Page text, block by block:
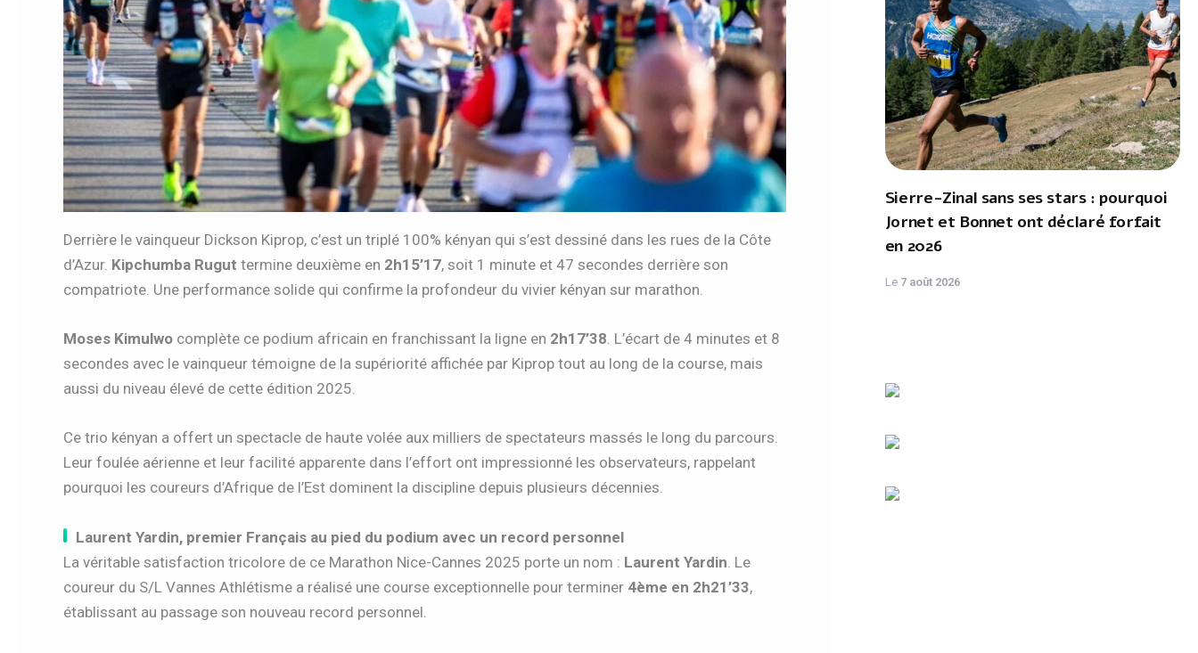
Derrière le vainqueur Dickson Kiprop, c’est un triplé 100% kényan qui s’est dessiné dans les rues de la Côte
d’Azur. Kipchumba Rugut termine deuxième en 2h15’17, soit 1 minute et 47 secondes derrière son
compatriote. Une performance solide qui confirme la profondeur du vivier kényan sur marathon.
Moses Kimulwo complète ce podium africain en franchissant la ligne en 2h17’38. L’écart de 4 minutes et 8
secondes avec le vainqueur témoigne de la supériorité affichée par Kiprop tout au long de la course, mais
aussi du niveau élevé de cette édition 2025.
Ce trio kényan a offert un spectacle de haute volée aux milliers de spectateurs massés le long du parcours.
Leur foulée aérienne et leur facilité apparente dans l’effort ont impressionné les observateurs, rappelant
pourquoi les coureurs d’Afrique de l’Est dominent la discipline depuis plusieurs décennies.
Laurent Yardin, premier Français au pied du podium avec un record personnel
La véritable satisfaction tricolore de ce Marathon Nice-Cannes 2025 porte un nom : Laurent Yardin . Le
coureur du S/L Vannes Athlétisme a réalisé une course exceptionnelle pour terminer 4ème en 2h21’33,
établissant au passage son nouveau record personnel.
Sierre-Zinal sans ses stars : pourquoi
Jornet et Bonnet ont déclaré forfait
en 2026
Le 7 août 2026